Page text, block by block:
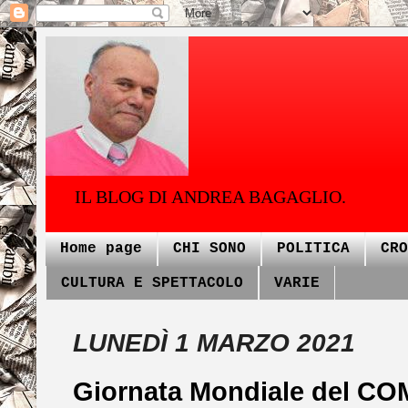
IL BLOG DI ANDREA BAGAGLIO.
Home page CHI SONO POLITICA
CULTURA E SPETTACOLO VARIE
LUNEDÌ 1 MARZO 2021
Giornata Mondiale del